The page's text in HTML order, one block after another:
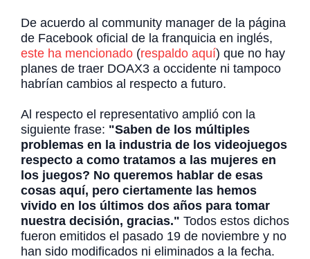
De acuerdo al community manager de la página
de Facebook oficial de la franquicia en inglés,
este ha mencionado (respaldo aquí) que no hay
planes de traer DOAX3 a occidente ni tampoco
habrían cambios al respecto a futuro.
Al respecto el representativo amplió con la
siguiente frase: "Saben de los múltiples
problemas en la industria de los videojuegos
respecto a como tratamos a las mujeres en
los juegos? No queremos hablar de esas
cosas aquí, pero ciertamente las hemos
vivido en los últimos dos años para tomar
nuestra decisión, gracias." Todos estos dichos
fueron emitidos el pasado 19 de noviembre y no
han sido modificados ni eliminados a la fecha.